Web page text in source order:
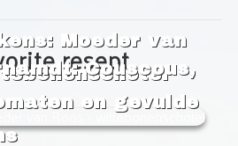
resept
Moeder van
Couscous,
en gevulde